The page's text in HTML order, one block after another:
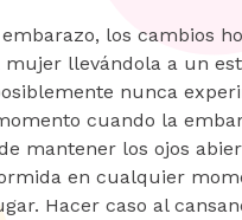
los cambios
llevándola a un
nunca
cuando la
mantener los ojos
en cualquier
Hacer caso al